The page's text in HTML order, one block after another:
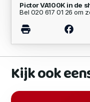
Pictor VA100K in de
Bel 020 617 01 26 om
Kijk ook